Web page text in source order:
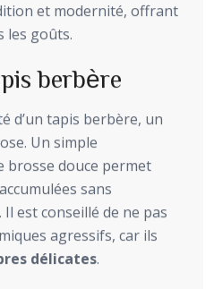
et modernité, offrant
les goûts.
berbère
d’un tapis berbère, un
Un simple
brosse douce permet
sans
est conseillé de ne pas
agressifs, car ils
délicates.